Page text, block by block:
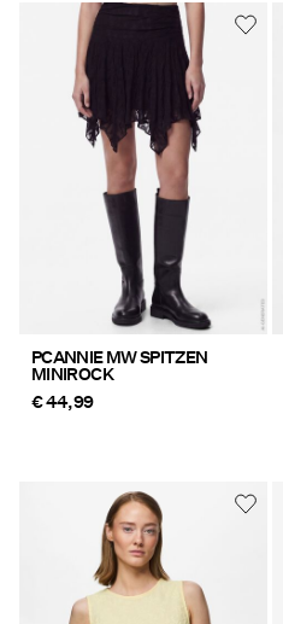
PCANNIE MW SPITZEN
MINIROCK
€ 44,99